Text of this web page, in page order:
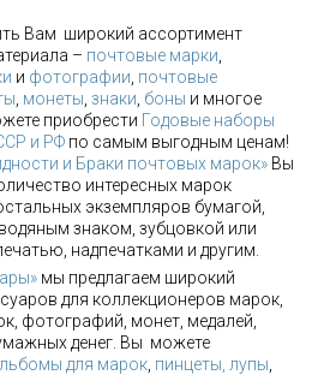
Вам широкий ассортимент
– почтовые марки
и фотографии почтовые
монеты знаки боны и многое
приобрести Годовые наборы
и РФ по самым выгодным ценам!
и Браки почтовых марок» Вы
интересных марок
экземпляров бумагой,
знаком, зубцовкой или
надпечатками и другим.
мы предлагаем широкий
для коллекционеров марок,
фотографий, монет, медалей,
денег. Вы можете
для марок пинцеты, лупы